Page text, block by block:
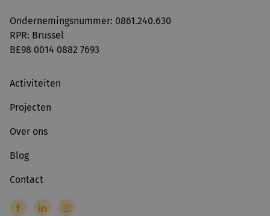
Ondernemingsnummer: 0861.240.630
RPR: Brussel
BE98 0014 0882 7693
Activiteiten
Projecten
Over ons
Blog
Contact